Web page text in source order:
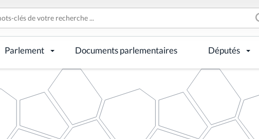
Parlement Documents parlementaires Députés